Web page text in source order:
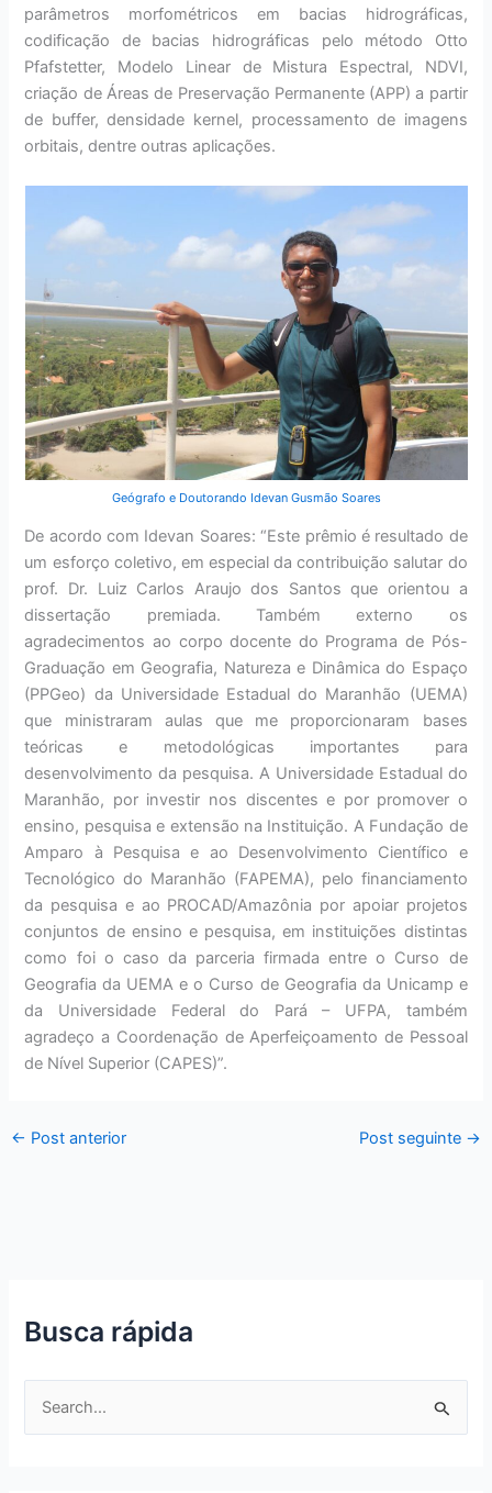
parâmetros morfométricos em bacias hidrográficas,
codificação de bacias hidrográficas pelo método Otto
Pfafstetter, Modelo Linear de Mistura Espectral, NDVI,
criação de Áreas de Preservação Permanente (APP) a partir
de buffer, densidade kernel, processamento de imagens
orbitais, dentre outras aplicações.
Geógrafo e Doutorando Idevan Gusmão Soares
De acordo com Idevan Soares: “Este prêmio é resultado de
um esforço coletivo, em especial da contribuição salutar do
prof. Dr. Luiz Carlos Araujo dos Santos que orientou a
dissertação premiada. Também externo os
agradecimentos ao corpo docente do Programa de Pós-
Graduação em Geografia, Natureza e Dinâmica do Espaço
(PPGeo) da Universidade Estadual do Maranhão (UEMA)
que ministraram aulas que me proporcionaram bases
teóricas e metodológicas importantes para
desenvolvimento da pesquisa. A Universidade Estadual do
Maranhão, por investir nos discentes e por promover o
ensino, pesquisa e extensão na Instituição. A Fundação de
Amparo à Pesquisa e ao Desenvolvimento Científico e
Tecnológico do Maranhão (FAPEMA), pelo financiamento
da pesquisa e ao PROCAD/Amazônia por apoiar projetos
conjuntos de ensino e pesquisa, em instituições distintas
como foi o caso da parceria firmada entre o Curso de
Geografia da UEMA e o Curso de Geografia da Unicamp e
da Universidade Federal do Pará – UFPA, também
agradeço a Coordenação de Aperfeiçoamento de Pessoal
de Nível Superior (CAPES)”.
← Post anterior Post seguinte →
Busca rápida